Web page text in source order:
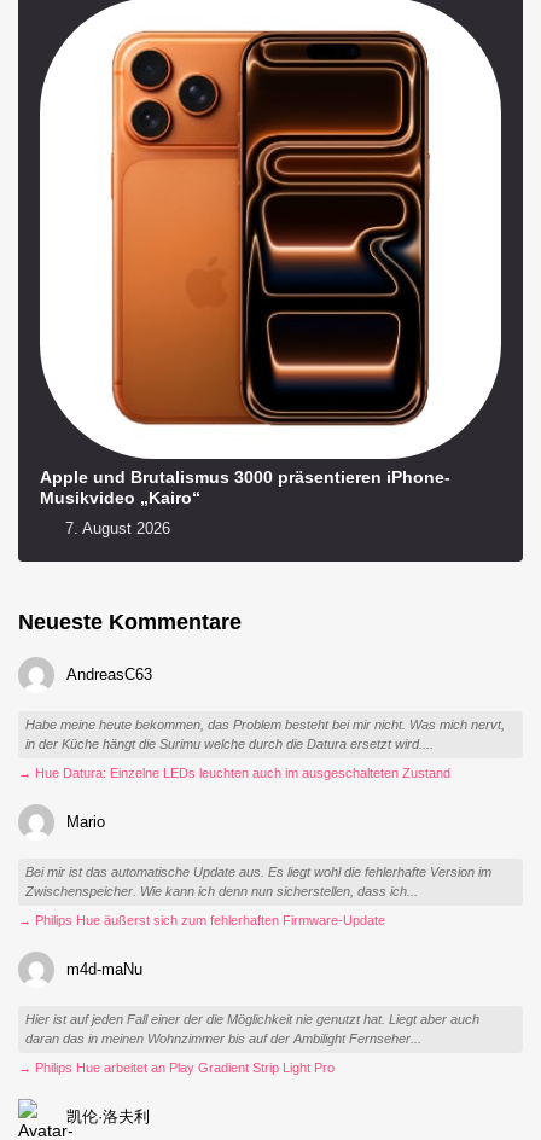
Apple und Brutalismus 3000 präsentieren iPhone-
Musikvideo „Kairo“
7. August 2026
Neueste Kommentare
AndreasC63
Habe meine heute bekommen, das Problem besteht bei mir nicht. Was mich nervt,
in der Küche hängt die Surimu welche durch die Datura ersetzt wird....
→ Hue Datura: Einzelne LEDs leuchten auch im ausgeschalteten Zustand
Mario
Bei mir ist das automatische Update aus. Es liegt wohl die fehlerhafte Version im
Zwischenspeicher. Wie kann ich denn nun sicherstellen, dass ich...
→ Philips Hue äußerst sich zum fehlerhaften Firmware-Update
m4d-maNu
Hier ist auf jeden Fall einer der die Möglichkeit nie genutzt hat. Liegt aber auch
daran das in meinen Wohnzimmer bis auf der Ambilight Fernseher...
→ Philips Hue arbeitet an Play Gradient Strip Light Pro
凯伦·洛夫利